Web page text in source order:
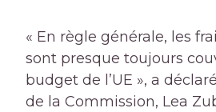
« En règle générale, les
sont presque toujours
budget de l’UE », a
de la Commission, Lea